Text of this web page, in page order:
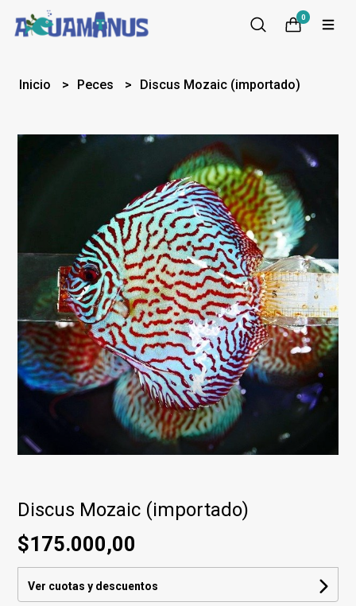
0
Inicio Peces Discus Mozaic (importado)
Discus Mozaic (importado)
$175.000,00
Ver cuotas y descuentos